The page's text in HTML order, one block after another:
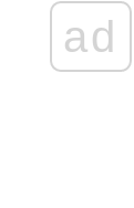
ad